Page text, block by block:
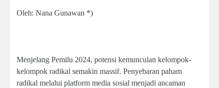
Oleh: Nana Gunawan *)
Menjelang Pemilu 2024, potensi kemunculan kelompok-
kelompok radikal semakin massif. Penyebaran paham
radikal melalui platform media sosial menjadi ancaman